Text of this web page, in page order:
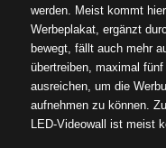
werden. Meist kommt
Werbeplakat, ergänzt
bewegt, fällt auch mehr
übertreiben, maximal
ausreichen, um die
aufnehmen zu können.
LED-Videowall ist meist